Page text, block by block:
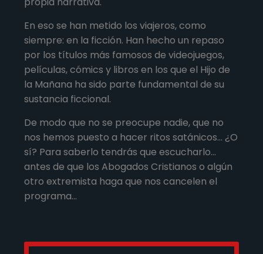
En eso se han metido los viajeros, como
siempre: en la ficción. Han hecho un repaso
por los títulos más famosos de videojuegos,
películas, cómics y libros en los que el Hijo de
la Mañana ha sido parte fundamental de su
sustancia ficcional.
De modo que no se preocupe nadie, que no
nos hemos puesto a hacer ritos satánicos… ¿O
sí? Para saberlo tendrás que escucharlo…
antes de que los Abogados Cristianos o algún
otro extremista haga que nos cancelen el
programa…